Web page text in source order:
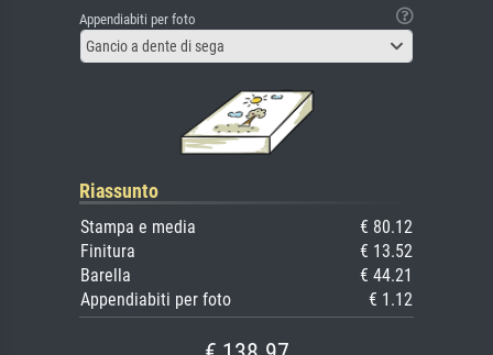
Appendiabiti per foto
Gancio a dente di sega
Riassunto
Stampa e media
€ 80.12
Finitura
€ 13.52
Barella
€ 44.21
Appendiabiti per foto
€ 1.12